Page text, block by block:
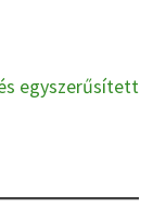
egyszerűsített